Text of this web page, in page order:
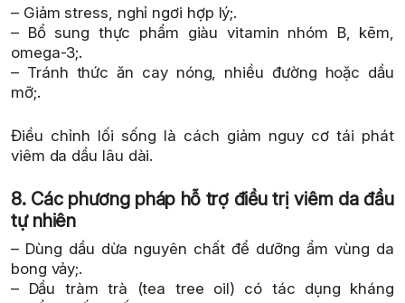
– Giảm stress, nghỉ ngơi hợp lý;.
– Bổ sung thực phẩm giàu vitamin nhóm B, kẽm,
omega-3;.
– Tránh thức ăn cay nóng, nhiều đường hoặc dầu
mỡ;.
Điều chỉnh lối sống là cách giảm nguy cơ tái phát
viêm da dầu lâu dài.
8. Các phương pháp hỗ trợ điều trị viêm da đầu
tự nhiên
– Dùng dầu dừa nguyên chất để dưỡng ẩm vùng da
bong vảy;.
– Dầu tràm trà (tea tree oil) có tác dụng kháng